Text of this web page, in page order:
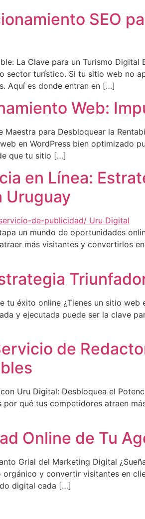
SEO
La Clave para un Turismo
sector turístico. Si tu sitio web no
Aquí es donde entran en […]
Web:
Maestra para Desbloquear la
en WordPress bien optimizado
que tu sitio […]
en Línea:
Uruguay
un mundo de oportunidades
más visitantes y convertirlos
tu éxito online ¿Tienes un sitio
y ejecutada puede ser la clave
de
Uru Digital: Desbloquea el
qué tus competidores atraen
Online de Tu
Grial del Marketing Digital
orgánico y convertir visitantes en
digital cada […]